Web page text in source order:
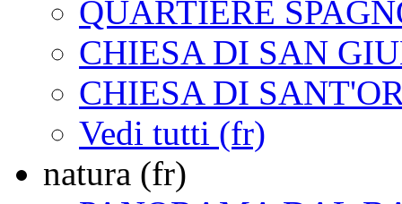
QUARTIERE
CHIESA DI SAN
CHIESA DI
Vedi tutti (fr)
natura (fr)